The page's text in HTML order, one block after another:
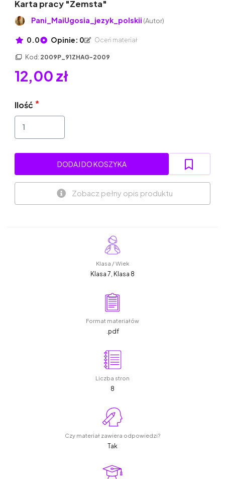
Karta pracy "Zemsta"
Pani_MaiUgosia_jezyk_polskii (Autor)
0.0 Opinie: 0 Oceń materiał
Kod: 2009P_91ZHAG-2009
12,00 zł
Ilość
DODAJ DO KOSZYKA
Zobacz pełny opis produktu
Klasa / Wiek
Klasa 7, Klasa 8
Format materiałów
.pdf
Liczba stron
8
Czy materiał zawiera odpowiedzi?
Tak